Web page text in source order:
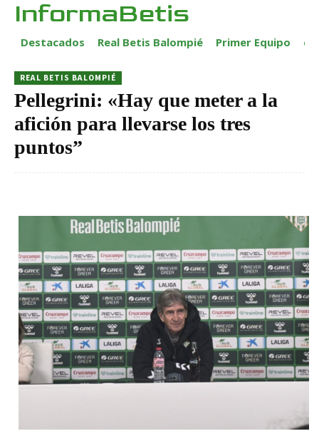
InformaBetis
Destacados Real Betis Balompié Primer Equipo
REAL BETIS BALOMPIÉ
Pellegrini: «Hay que meter a la
afición para llevarse los tres
puntos”